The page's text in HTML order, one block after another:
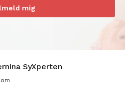
mig
SyXperten